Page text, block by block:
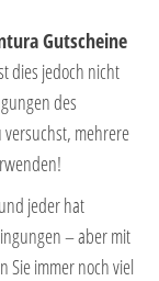
Gutscheine
dies jedoch nicht
des
mehrere
jeder hat
– aber mit
Sie immer noch viel